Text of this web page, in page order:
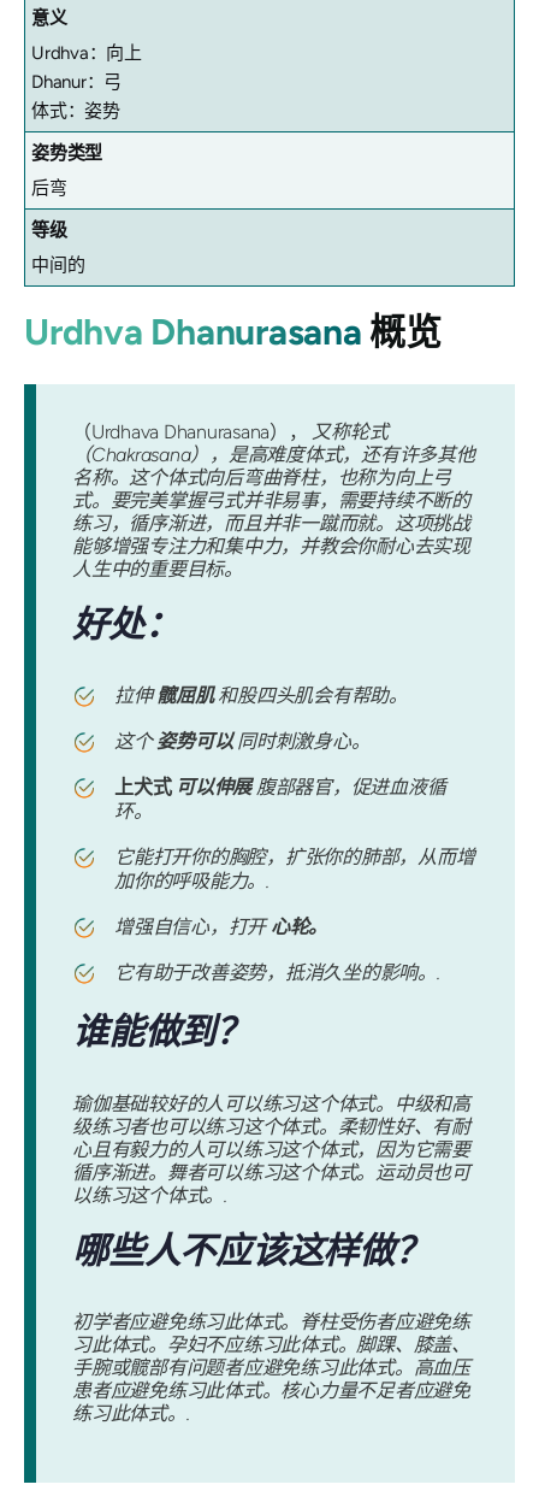
意义
Urdhva：向上
Dhanur：弓
体式：姿势
姿势类型
后弯
等级
中间的
Urdhva Dhanurasana 概览
（Urdhava Dhanurasana），
又称轮式
（Chakrasana），是高难度体式，还有许多其他
名称。这个体式向后弯曲脊柱，也称为向上弓
式。要完美掌握弓式并非易事，需要持续不断的
练习，循序渐进，而且并非一蹴而就。这项挑战
能够增强专注力和集中力，并教会你耐心去实现
人生中的重要目标。
好处：
拉伸髋屈肌和股四头肌会有帮助。
这个姿势可以同时刺激身心。
上犬式可以伸展腹部器官，促进血液循
环。
它能打开你的胸腔，扩张你的肺部，从而增
加你的呼吸能力。.
增强自信心，打开心轮。
它有助于改善姿势，抵消久坐的影响。.
谁能做到？
瑜伽基础较好的人可以练习这个体式。中级和高
级练习者也可以练习这个体式。柔韧性好、有耐
心且有毅力的人可以练习这个体式，因为它需要
循序渐进。舞者可以练习这个体式。运动员也可
以练习这个体式。.
哪些人不应该这样做？
初学者应避免练习此体式。脊柱受伤者应避免练
习此体式。孕妇不应练习此体式。脚踝、膝盖、
手腕或髋部有问题者应避免练习此体式。高血压
患者应避免练习此体式。核心力量不足者应避免
练习此体式。.